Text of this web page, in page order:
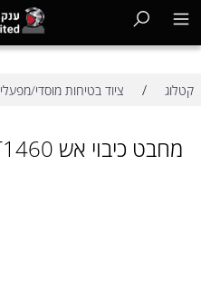
קטלוג / ציוד בטיחות מוסדי/מפעלי
מחבט כיבוי אש GIANT1460